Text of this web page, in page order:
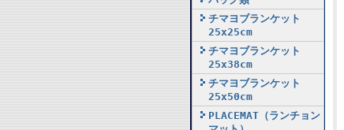
チマヨブランケット
25x25cm
チマヨブランケット
25x38cm
チマヨブランケット
25x50cm
PLACEMAT（ランチョン